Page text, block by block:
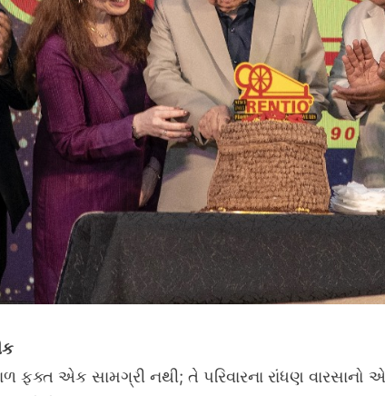
ફક્ત એક સામગ્રી નથી; તે પરિવારના રાંધણ